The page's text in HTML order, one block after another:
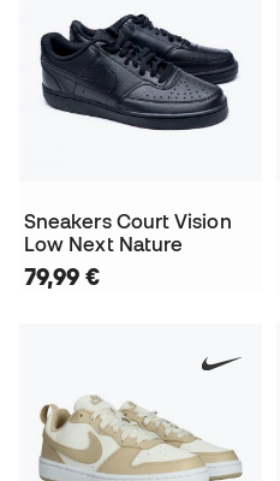
Sneakers Court Vision
Low Next Nature
79,99 €